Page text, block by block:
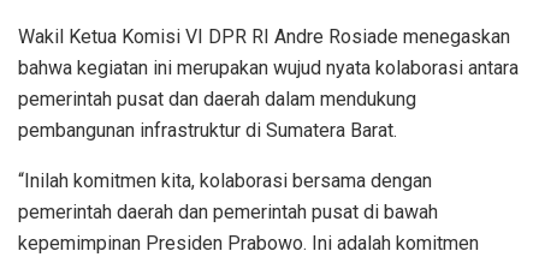
Wakil Ketua Komisi VI DPR RI Andre Rosiade menegaskan
bahwa kegiatan ini merupakan wujud nyata kolaborasi antara
pemerintah pusat dan daerah dalam mendukung
pembangunan infrastruktur di Sumatera Barat.
“Inilah komitmen kita, kolaborasi bersama dengan
pemerintah daerah dan pemerintah pusat di bawah
kepemimpinan Presiden Prabowo. Ini adalah komitmen